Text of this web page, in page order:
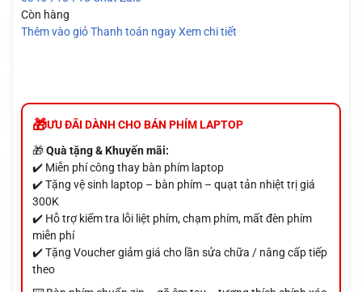
Còn hàng
Thêm vào giỏ Thanh toán ngay Xem chi tiết
ƯU ĐÃI DÀNH CHO BÁN PHÍM LAPTOP
🎁Quà tặng & Khuyến mãi:
✔️ Miễn phí công thay bàn phím laptop
✔️ Tặng vệ sinh laptop – bàn phím – quạt tản nhiệt trị giá
300K
✔️ Hỗ trợ kiểm tra lỗi liệt phím, chạm phím, mất đèn phím
miễn phí
✔️ Tặng Voucher giảm giá cho lần sửa chữa / nâng cấp tiếp
theo